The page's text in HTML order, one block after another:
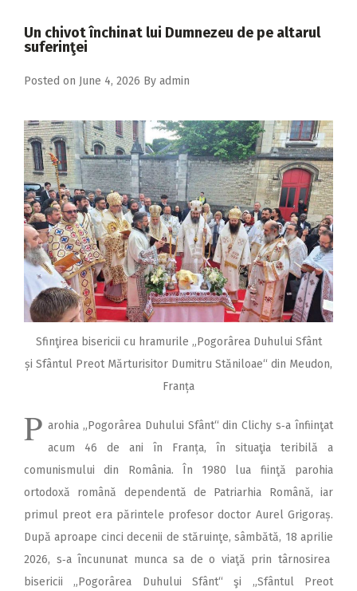
2017
2014
2013
2012
2011
2010
2009
Un chivot închinat lui Dumnezeu de pe altarul
suferinţei
Posted on June 4, 2026 By admin
Sfinţirea bisericii cu hramurile „Pogorârea Duhului Sfânt
și Sfântul Preot Mărturisitor Dumitru Stăniloae“ din Meudon,
Franța
P arohia „Pogorârea Duhului Sfânt“ din Clichy s‑a înfiinţat
acum 46 de ani în Franța, în situaţia teribilă a
comunismului din România. În 1980 lua fiinţă parohia
ortodoxă română dependentă de Patriarhia Română, iar
primul preot era părintele profesor doctor Aurel Grigoraș.
După aproape cinci decenii de stăruinţe, sâmbătă, 18 aprilie
2026, s‑a încununat munca sa de o viaţă prin târnosirea
bisericii „Pogorârea Duhului Sfânt“ şi „Sfântul Preot